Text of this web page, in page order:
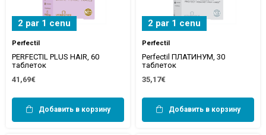
2 par 1 cenu
Perfectil
PERFECTIL PLUS HAIR, 60
таблеток
41,69€
Добавить в корзину
2 par 1 cenu
Perfectil
Perfectil ПЛАТИНУМ, 30
таблеток
35,17€
Добавить в корзину